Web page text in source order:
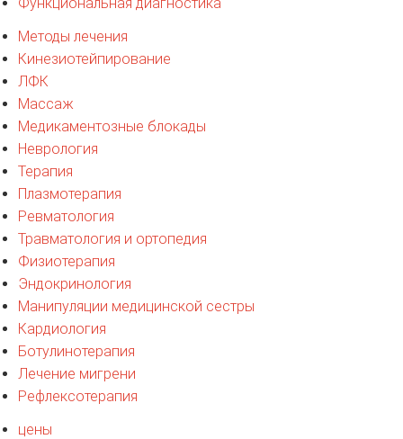
Методы лечения
Кинезиотейпирование
ЛФК
Массаж
Медикаментозные блокады
Неврология
Терапия
Плазмотерапия
Ревматология
Травматология и ортопедия
Физиотерапия
Эндокринология
Манипуляции медицинской сестры
Кардиология
Ботулинотерапия
Лечение мигрени
Рефлексотерапия
цены